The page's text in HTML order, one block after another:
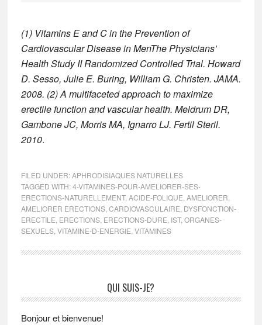
(1) Vitamins E and C in the Prevention of
Cardiovascular Disease in MenThe Physicians’
Health Study II Randomized Controlled Trial. Howard
D. Sesso, Julie E. Buring, William G. Christen. JAMA.
2008. (2) A multifaceted approach to maximize
erectile function and vascular health. Meldrum DR,
Gambone JC, Morris MA, Ignarro LJ. Fertil Steril.
2010.
FILED UNDER:APHRODISIAQUES NATURELLES
TAGGED WITH:4-VITAMINES-POUR-AMELIORER-SES-
ERECTIONS-NATURELLEMENT, ACIDE-FOLIQUE AMELIORER
AMELIORER ERECTIONS, CARDIOVASCULAIRE DYSFONCTION-
ERECTILE ERECTIONS, ERECTIONS-DURE IST, ORGANES-
SEXUELS, VITAMINE-D-ENERGIE VITAMINES
Sidebar
QUI SUIS-JE?
Bonjour et bienvenue!